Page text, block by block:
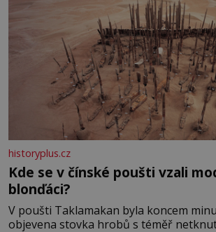
historyplus.cz
Kde se v čínské poušti vzali
blonďáci?
V poušti Taklamakan byla koncem
objevena stovka hrobů s téměř